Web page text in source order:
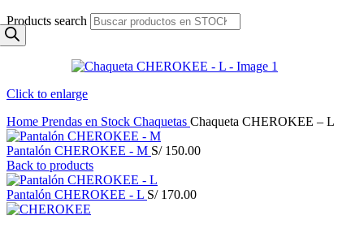
Products search
Click to enlarge
Home Prendas en Stock Chaquetas Chaqueta CHEROKEE – L
Pantalón CHEROKEE - M S/150.00
Back to products
Pantalón CHEROKEE - L S/170.00